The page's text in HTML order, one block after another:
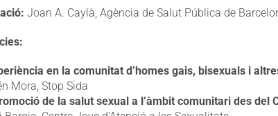
Joan A. Caylà, Agència de Salut Pública de
en la comunitat d’homes gais, bisexuals i
Mora, Stop Sida
de la salut sexual a l’àmbit comunitari des del